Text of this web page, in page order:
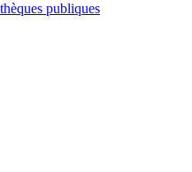
publiques